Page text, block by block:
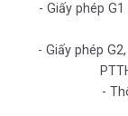
- Giấy phép
- Giấy phép
-